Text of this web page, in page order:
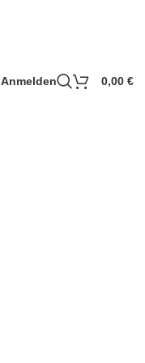
Anmelden 0,00 €